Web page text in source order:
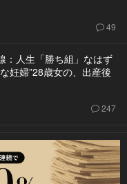
49
：人生「勝ち組」なはず
妊婦”28歳女の、出産後
247